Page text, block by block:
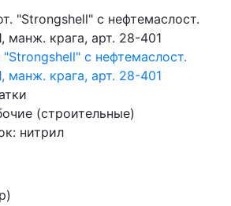
с нефтемаслост.
манж. крага, арт. 28-401
(строительные)
нитрил